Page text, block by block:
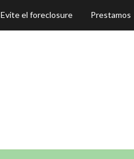
Evite el foreclosure Prestamos